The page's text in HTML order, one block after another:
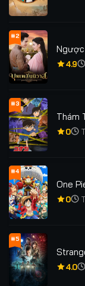
#2
Ngược
4.9
#3
Thám
0
#4
One
0
#5
4.0